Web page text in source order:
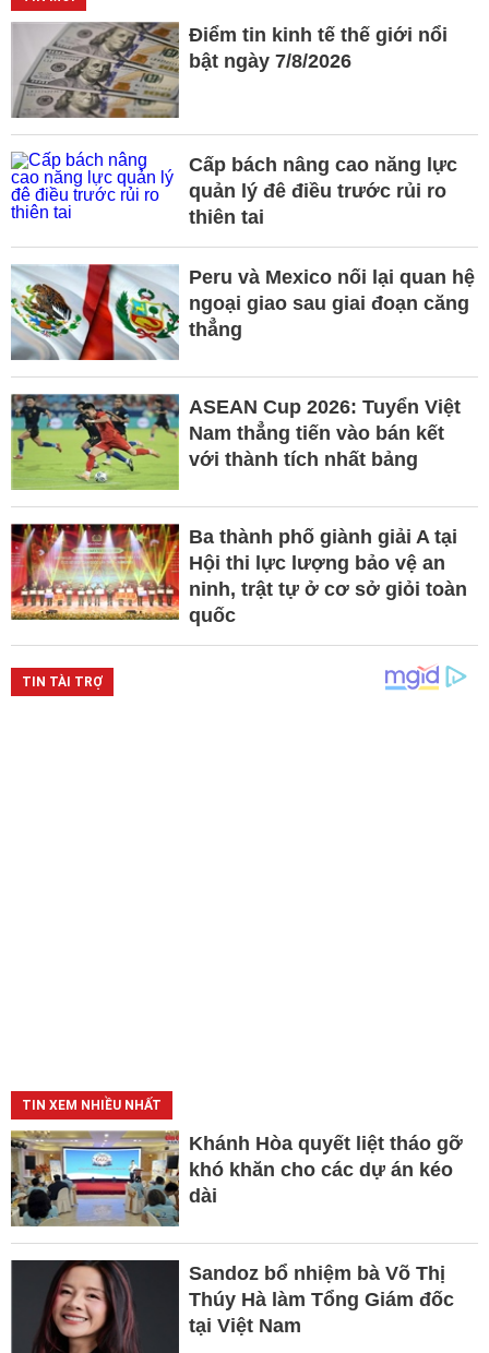
Điểm tin kinh tế thế giới nổi
bật ngày 7/8/2026
Cấp bách nâng cao năng lực
quản lý đê điều trước rủi ro
thiên tai
Peru và Mexico nối lại quan hệ
ngoại giao sau giai đoạn căng
thẳng
ASEAN Cup 2026: Tuyển Việt
Nam thẳng tiến vào bán kết
với thành tích nhất bảng
Ba thành phố giành giải A tại
Hội thi lực lượng bảo vệ an
ninh, trật tự ở cơ sở giỏi toàn
quốc
TIN XEM NHIỀU NHẤT
Khánh Hòa quyết liệt tháo gỡ
khó khăn cho các dự án kéo
dài
Sandoz bổ nhiệm bà Võ Thị
Thúy Hà làm Tổng Giám đốc
tại Việt Nam